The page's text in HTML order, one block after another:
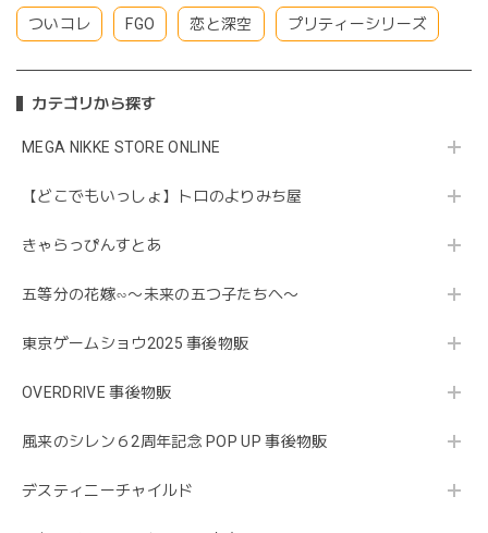
ついコレ FGO 恋と深空 プリティーシリーズ
カテゴリから探す
MEGA NIKKE STORE ONLINE
【どこでもいっしょ】トロのよりみち屋
きゃらっぴんすとあ
五等分の花嫁∽〜未来の五つ子たちへ〜
東京ゲームショウ2025 事後物販
OVERDRIVE 事後物販
風来のシレン６2周年記念 POP UP 事後物販
デスティニーチャイルド